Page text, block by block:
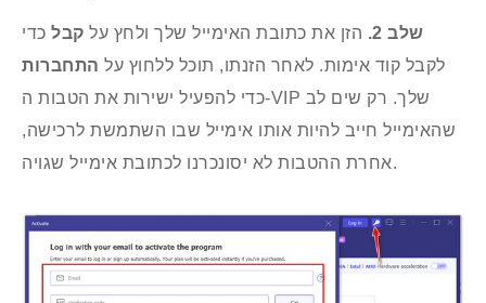
שלב 2. הזן את כתובת האימייל שלך ולחץ על קבל כדי
לקבל קוד אימות. לאחר הזנתו, תוכל ללחוץ על התחברות
כדי להפעיל ישירות את הטבות ה‑VIP שלך. רק שים לב
שהאימייל חייב להיות אותו אימייל שבו השתמשת לרכישה,
אחרת ההטבות לא יסונכרנו לכתובת אימייל שגויה.